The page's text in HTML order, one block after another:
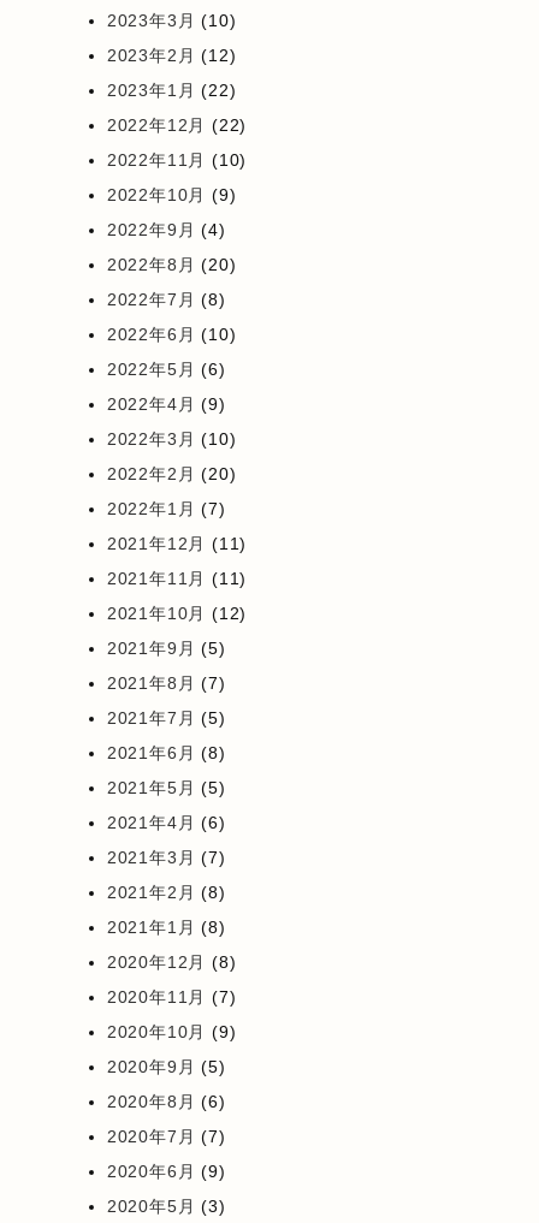
2023年3月 (10)
2023年2月 (12)
2023年1月 (22)
2022年12月 (22)
2022年11月 (10)
2022年10月 (9)
2022年9月 (4)
2022年8月 (20)
2022年7月 (8)
2022年6月 (10)
2022年5月 (6)
2022年4月 (9)
2022年3月 (10)
2022年2月 (20)
2022年1月 (7)
2021年12月 (11)
2021年11月 (11)
2021年10月 (12)
2021年9月 (5)
2021年8月 (7)
2021年7月 (5)
2021年6月 (8)
2021年5月 (5)
2021年4月 (6)
2021年3月 (7)
2021年2月 (8)
2021年1月 (8)
2020年12月 (8)
2020年11月 (7)
2020年10月 (9)
2020年9月 (5)
2020年8月 (6)
2020年7月 (7)
2020年6月 (9)
2020年5月 (3)